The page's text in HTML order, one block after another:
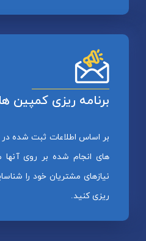
برنامه ریزی کمپین
بر اساس اطلاعات ثبت شده در
های انجام شده بر روی آنها
نیازهای مشتریان خود را
ریزی کنید.